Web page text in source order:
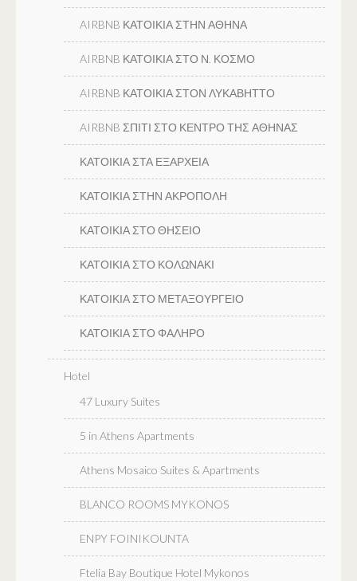
AIRBNB ΚΑΤΟΙΚΙΑ ΣΤΗΝ ΑΘΗΝΑ
AIRBNB ΚΑΤΟΙΚΙΑ ΣΤΟ Ν. ΚΟΣΜΟ
AIRBNB ΚΑΤΟΙΚΙΑ ΣΤΟΝ ΛΥΚΑΒΗΤΤΟ
AIRBNB ΣΠΙΤΙ ΣΤΟ ΚΕΝΤΡΟ ΤΗΣ ΑΘΗΝΑΣ
ΚΑΤΟΙΚΙΑ ΣΤΑ ΕΞΑΡΧΕΙΑ
ΚΑΤΟΙΚΙΑ ΣΤΗΝ ΑΚΡΟΠΟΛΗ
ΚΑΤΟΙΚΙΑ ΣΤΟ ΘΗΣΕΙΟ
ΚΑΤΟΙΚΙΑ ΣΤΟ ΚΟΛΩΝΑΚΙ
ΚΑΤΟΙΚΙΑ ΣΤΟ ΜΕΤΑΞΟΥΡΓΕΙΟ
ΚΑΤΟΙΚΙΑ ΣΤΟ ΦΑΛΗΡΟ
Hotel
47 Luxury Suites
5 in Athens Apartments
Athens Mosaico Suites & Apartments
BLANCO ROOMS MYKONOS
ENPY FOINIKOUNTA
Ftelia Bay Boutique Hotel Mykonos